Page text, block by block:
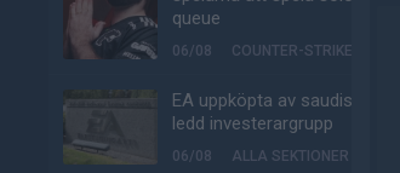
queue
06/08 COUNTER-STRIKE
EA uppköpta av saudisk-
ledd investerargrupp
06/08 ALLA SEKTIONER